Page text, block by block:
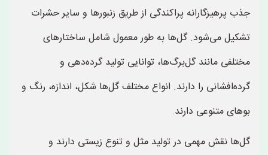
جذب پرهیزگارانه پراکندگی از طریق زنبورها و سایر حشرات
تشکیل می‌شود. گل‌ها به طور معمول شامل ساختارهای
مختلفی مانند گل‌برگ‌ها، توانایی تولید گرده‌دهی و
گرده‌افشانی را دارند. انواع مختلف گل‌ها شکل، اندازه، رنگ و
بوهای متنوعی دارند.
گل‌ها نقش مهمی در تولید مثل و تنوع زیستی دارند و